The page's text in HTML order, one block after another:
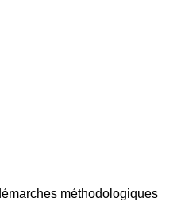
méthodologiques